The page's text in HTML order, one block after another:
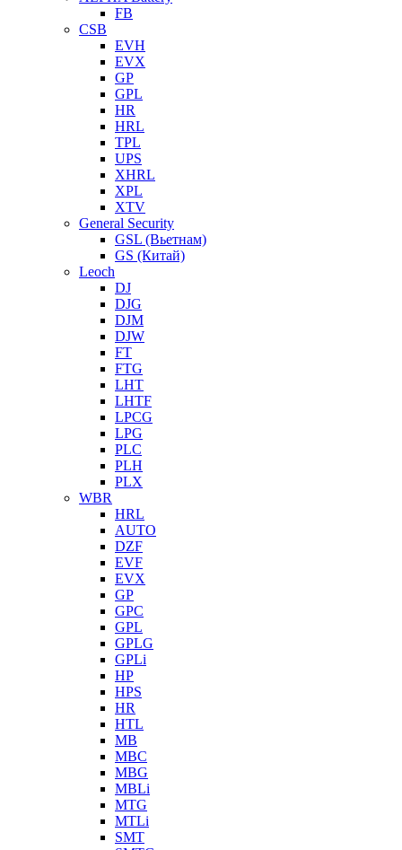
FB
CSB
EVH
EVX
GP
GPL
HR
HRL
TPL
UPS
XHRL
XPL
XTV
General Security
GSL (Вьетнам)
GS (Китай)
Leoch
DJ
DJG
DJM
DJW
FT
FTG
LHT
LHTF
LPCG
LPG
PLC
PLH
PLX
WBR
HRL
AUTO
DZF
EVF
EVX
GP
GPC
GPL
GPLG
GPLi
HP
HPS
HR
HTL
MB
MBC
MBG
MBLi
MTG
MTLi
SMT